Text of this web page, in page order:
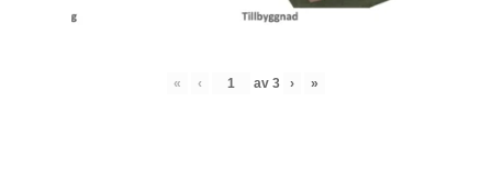
« ‹ av 3 › »